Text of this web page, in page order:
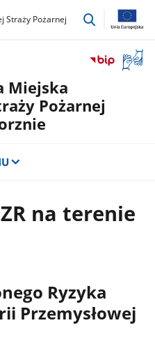
Straży Pożarnej
przejdź
okno
Miejska
Pożarnej
na terenie
Ryzyka
Przemysłowej